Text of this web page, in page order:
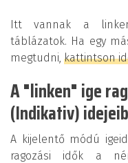
Itt vannak a
táblázatok. Ha egy
megtudni, kattintson
A "linken" ige
(Indikativ)
A kijelentő módú
ragozási idők a